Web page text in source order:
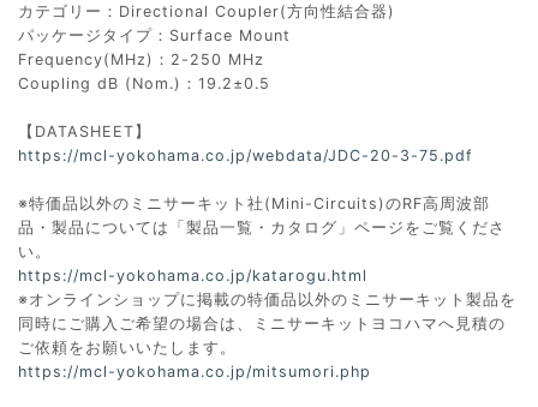
カテゴリー：Directional Coupler(方向性結合器)
パッケージタイプ：Surface Mount
Frequency(MHz)：2-250 MHz
Coupling dB (Nom.)：19.2±0.5
【DATASHEET】
https://mcl-yokohama.co.jp/webdata/JDC-20-3-75.pdf
※特価品以外のミニサーキット社(Mini-Circuits)のRF高周波部
品・製品については「製品一覧・カタログ」ページをご覧くださ
い。
https://mcl-yokohama.co.jp/katarogu.html
※オンラインショップに掲載の特価品以外のミニサーキット製品を
同時にご購入ご希望の場合は、ミニサーキットヨコハマへ見積の
ご依頼をお願いいたします。
https://mcl-yokohama.co.jp/mitsumori.php